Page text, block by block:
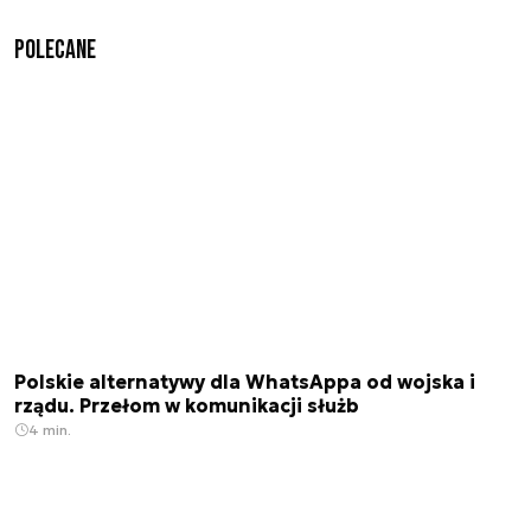
Polecane
Polskie alternatywy dla WhatsAppa od wojska i
rządu. Przełom w komunikacji służb
4 min.